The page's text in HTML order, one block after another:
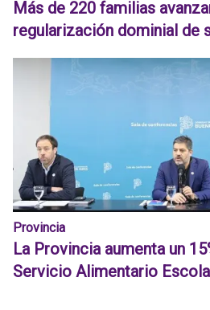
Más de 220 familias
regularización dominial de
Provincia
La Provincia aumenta un
Servicio Alimentario